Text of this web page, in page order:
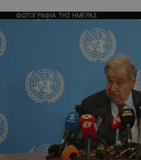
ΦΩΤΟΓΡΑΦΙΑ ΤΗΣ ΗΜΕΡΑΣ